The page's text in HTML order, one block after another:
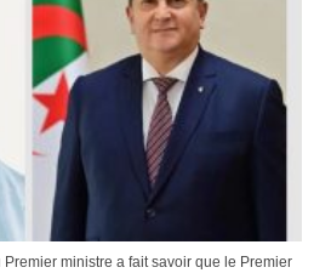
ministre a fait savoir que le Premier